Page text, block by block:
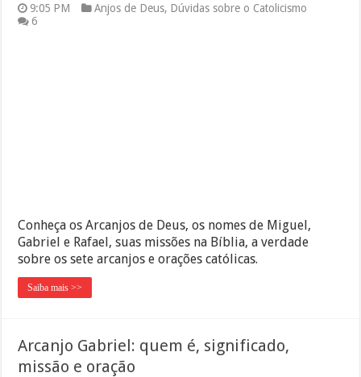
9:05 PM Anjos de Deus, Dúvidas sobre o Catolicismo
6
Conheça os Arcanjos de Deus, os nomes de Miguel,
Gabriel e Rafael, suas missões na Bíblia, a verdade
sobre os sete arcanjos e orações católicas.
Saiba mais >>
Arcanjo Gabriel: quem é, significado,
missão e oração